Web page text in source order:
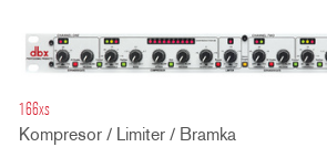
166xs
Kompresor / Limiter / Bramka